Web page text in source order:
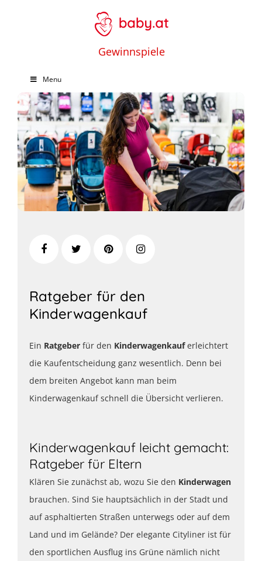
Gewinnspiele
Menu
Ratgeber für den
Kinderwagenkauf
Ein Ratgeber für den Kinderwagenkauferleichtert
die Kaufentscheidung ganz wesentlich. Denn bei
dem breiten Angebot kann man beim
Kinderwagenkauf schnell die Übersicht verlieren.
Kinderwagenkauf leicht gemacht:
Ratgeber für Eltern
Klären Sie zunächst ab, wozu Sie den Kinderwagen
brauchen. Sind Sie hauptsächlich in der Stadt und
auf asphaltierten Straßen unterwegs oder auf dem
Land und im Gelände? Der elegante Cityliner ist für
den sportlichen Ausflug ins Grüne nämlich nicht